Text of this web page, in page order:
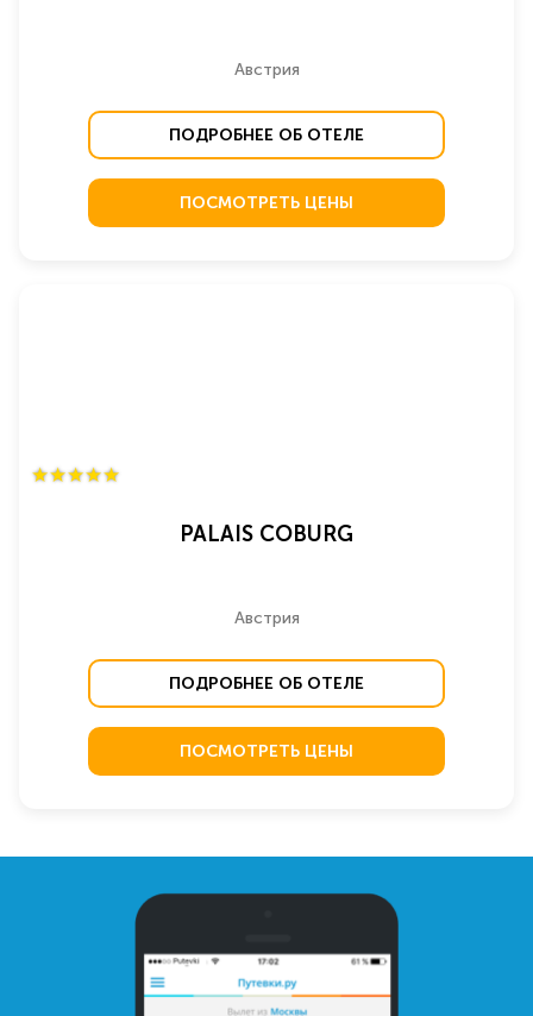
Австрия
ПОДРОБНЕЕ ОБ ОТЕЛЕ
ПОСМОТРЕТЬ ЦЕНЫ
★★★★★
PALAIS COBURG
Австрия
ПОДРОБНЕЕ ОБ ОТЕЛЕ
ПОСМОТРЕТЬ ЦЕНЫ